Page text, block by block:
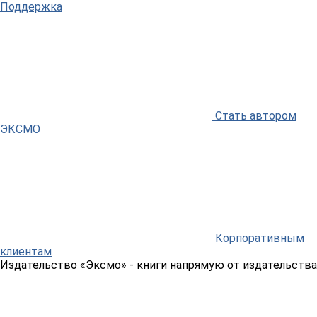
Поддержка
Стать автором
ЭКСМО
Корпоративным
клиентам
Издательство «Эксмо» - книги напрямую от издательства